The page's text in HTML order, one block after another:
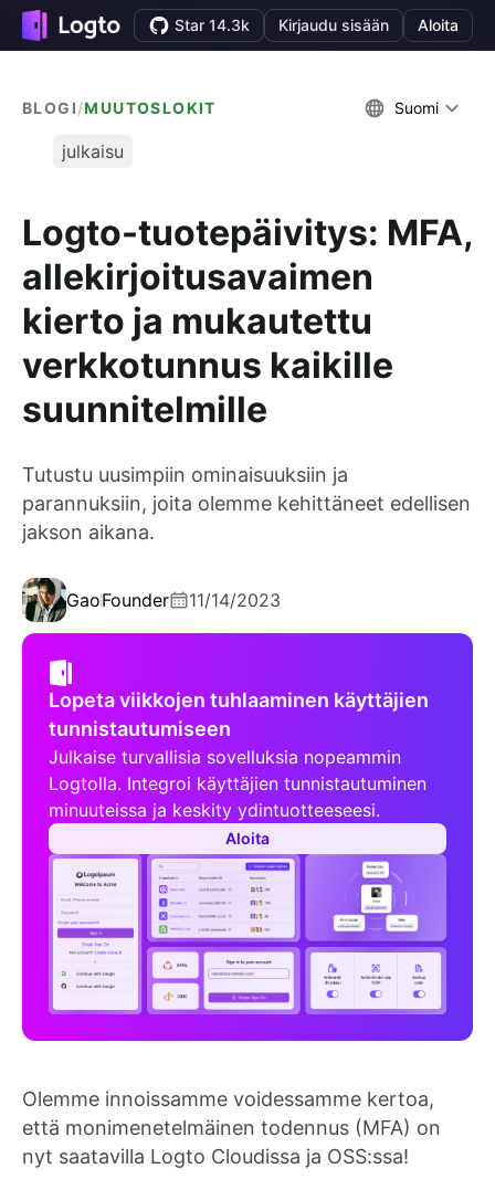
Star 14.3k Kirjaudu sisään Aloita
BLOGI/MUUTOSLOKIT Suomi
julkaisu
Logto-tuotepäivitys: MFA,
allekirjoitusavaimen
kierto ja mukautettu
verkkotunnus kaikille
suunnitelmille
Tutustu uusimpiin ominaisuuksiin ja
parannuksiin, joita olemme kehittäneet edellisen
jakson aikana.
GaoFounder 11/14/2023
Lopeta viikkojen tuhlaaminen käyttäjien
tunnistautumiseen
Julkaise turvallisia sovelluksia nopeammin
Logtolla. Integroi käyttäjien tunnistautuminen
minuuteissa ja keskity ydintuotteeseesi.
Aloita
Olemme innoissamme voidessamme kertoa,
että monimenetelmäinen todennus (MFA) on
nyt saatavilla Logto Cloudissa ja OSS:ssa!